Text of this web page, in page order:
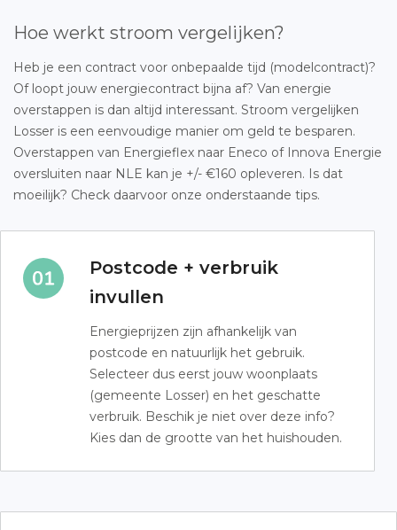
Hoe werkt stroom vergelijken?
Heb je een contract voor onbepaalde tijd (modelcontract)?
Of loopt jouw energiecontract bijna af? Van energie
overstappen is dan altijd interessant. Stroom vergelijken
Losser is een eenvoudige manier om geld te besparen.
Overstappen van Energieflex naar Eneco of Innova Energie
oversluiten naar NLE kan je +/- €160 opleveren. Is dat
moeilijk? Check daarvoor onze onderstaande tips.
Postcode + verbruik
invullen
Energieprijzen zijn afhankelijk van
postcode en natuurlijk het gebruik.
Selecteer dus eerst jouw woonplaats
(gemeente Losser) en het geschatte
verbruik. Beschik je niet over deze info?
Kies dan de grootte van het huishouden.